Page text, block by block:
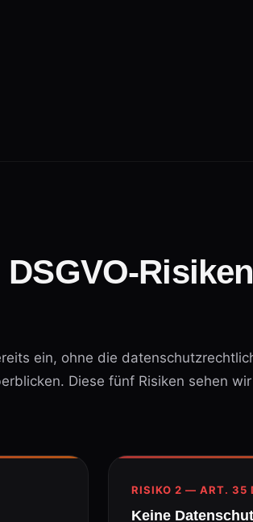
ein, ohne die
Diese fünf Risiken sehen
RISIKO 2 — ART. 35
Keine